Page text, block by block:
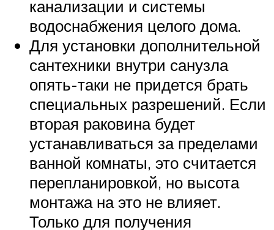
канализации и системы
водоснабжения целого дома.
Для установки дополнительной
сантехники внутри санузла
опять-таки не придется брать
специальных разрешений. Если
вторая раковина будет
устанавливаться за пределами
ванной комнаты, это считается
перепланировкой, но высота
монтажа на это не влияет.
Только для получения